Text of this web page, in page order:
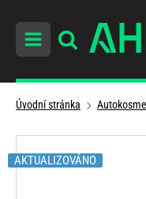
Úvodní stránka
AKTUALIZOVÁNO